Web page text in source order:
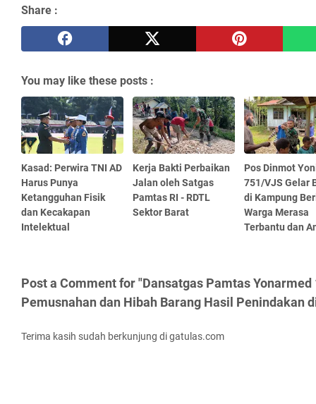
Share :
You may like these posts :
Kasad: Perwira TNI AD
Harus Punya
Ketangguhan Fisik
dan Kecakapan
Intelektual
Kerja Bakti Perbaikan
Jalan oleh Satgas
Pamtas RI - RDTL
Sektor Barat
Pos Dinmot
751/VJS Gelar
di Kampung
Warga Merasa
Terbantu dan
Post a Comment for "Dansatgas Pamtas
Pemusnahan dan Hibah Barang Hasil Penindakan
Terima kasih sudah berkunjung di gatulas.com